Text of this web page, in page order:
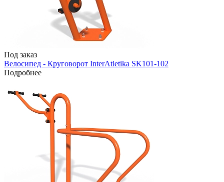
Под заказ
Велосипед - Круговорот InterAtletika SK101-102
Подробнее